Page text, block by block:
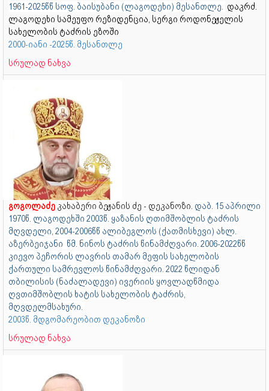
1961-2025წწ სოფ. ბაისუბანი (ლაგოდეხი) მესანთლე. დაკრძ.
ლაგოდეხი სამეუფო რეზიდენცია, სერგი როდონეჟელის
სახელობის ტაძრის ეზოში
2000-იანი -2025წ. მესანთლე
სრულად ნახვა
გოგოლაძე კახაბერი ბეჟანის ძე - დეკანოზი. დაბ. 15 აპრილი
1970წ. ლაგოდეხში 2003წ. ყაზანის ღთიმშობლის ტაძრის
მღვდელი, 2004-2006წწ ალიბეგლოს (ქათმისხევი) ახლ.
აზერბეიჯანი წმ. ნინოს ტაძრის წინამძღვარი. 2006-2022წწ
კიევო პეჩორის ლავრის თამარ მეფის სახელობის
ქართული სამრევლოს წინამძღვარი. 2022 წლიდან
თბილისის (ნაძალადევი) ივერიის ყოვლადწმიდა
ღვთიმშობლის ხატის სახელობის ტაძრის,
მღვდელმსახური.
2003წ. მდგომარეობით დეკანოზი
სრულად ნახვა